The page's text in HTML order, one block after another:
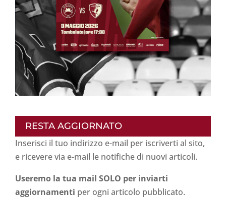
RESTA AGGIORNATO
Inserisci il tuo indirizzo e-mail per iscriverti al sito,
e ricevere via e-mail le notifiche di nuovi articoli.
Useremo la tua mail SOLO per inviarti
aggiornamenti per ogni articolo pubblicato.